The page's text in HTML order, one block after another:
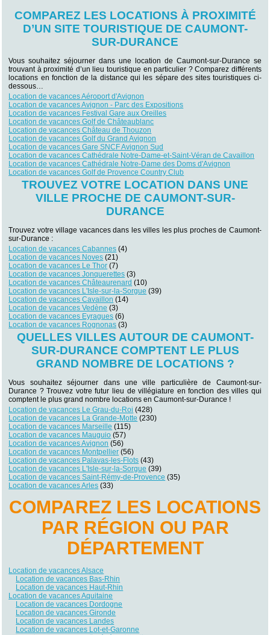
COMPAREZ LES LOCATIONS À PROXIMITÉ
D’UN SITE TOURISTIQUE DE CAUMONT-
SUR-DURANCE
Vous souhaitez séjourner dans une location de Caumont-sur-Durance se
trouvant à proximité d’un lieu touristique en particulier ? Comparez différents
locations en fonction de la distance qui les sépare des sites touristiques ci-
dessous…
Location de vacances Aéroport d'Avignon
Location de vacances Avignon - Parc des Expositions
Location de vacances Festival Gare aux Oreilles
Location de vacances Golf de Châteaublanc
Location de vacances Château de Thouzon
Location de vacances Golf du Grand Avignon
Location de vacances Gare SNCF Avignon Sud
Location de vacances Cathédrale Notre-Dame-et-Saint-Véran de Cavaillon
Location de vacances Cathédrale Notre-Dame des Doms d'Avignon
Location de vacances Golf de Provence Country Club
TROUVEZ VOTRE LOCATION DANS UNE
VILLE PROCHE DE CAUMONT-SUR-
DURANCE
Trouvez votre village vacances dans les villes les plus proches de Caumont-
sur-Durance :
Location de vacances Cabannes (4)
Location de vacances Noves (21)
Location de vacances Le Thor (7)
Location de vacances Jonquerettes (3)
Location de vacances Châteaurenard (10)
Location de vacances L'Isle-sur-la-Sorgue (39)
Location de vacances Cavaillon (14)
Location de vacances Vedène (3)
Location de vacances Eyragues (6)
Location de vacances Rognonas (3)
QUELLES VILLES AUTOUR DE CAUMONT-
SUR-DURANCE COMPTENT LE PLUS
GRAND NOMBRE DE LOCATIONS ?
Vous souhaitez séjourner dans une ville particulière de Caumont-sur-
Durance ? Trouvez votre futur lieu de villégiature en fonction des villes qui
comptent le plus grand nombre locations en Caumont-sur-Durance !
Location de vacances Le Grau-du-Roi (428)
Location de vacances La Grande-Motte (230)
Location de vacances Marseille (115)
Location de vacances Mauguio (57)
Location de vacances Avignon (56)
Location de vacances Montpellier (56)
Location de vacances Palavas-les-Flots (43)
Location de vacances L'Isle-sur-la-Sorgue (39)
Location de vacances Saint-Rémy-de-Provence (35)
Location de vacances Arles (33)
COMPAREZ LES LOCATIONS
PAR RÉGION OU PAR
DÉPARTEMENT
Location de vacances Alsace
Location de vacances Bas-Rhin
Location de vacances Haut-Rhin
Location de vacances Aquitaine
Location de vacances Dordogne
Location de vacances Gironde
Location de vacances Landes
Location de vacances Lot-et-Garonne